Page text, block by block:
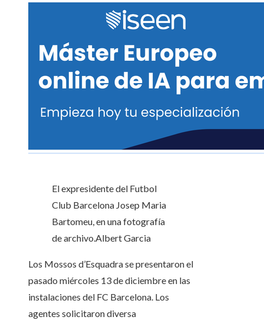
El expresidente del Futbol
Club Barcelona Josep Maria
Bartomeu, en una fotografía
de archivo.Albert Garcia
Los Mossos d’Esquadra se presentaron el
pasado miércoles 13 de diciembre en las
instalaciones del FC Barcelona. Los
agentes solicitaron diversa